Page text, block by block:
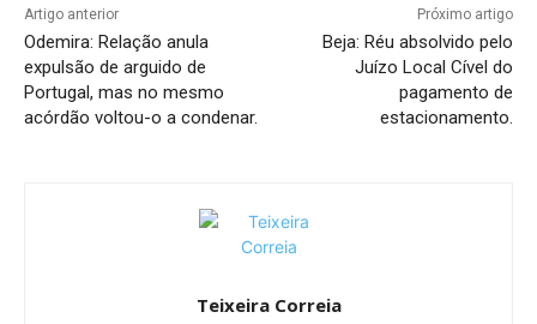
Artigo anterior
Odemira: Relação anula
expulsão de arguido de
Portugal, mas no mesmo
acórdão voltou-o a condenar.
Próximo artigo
Beja: Réu absolvido pelo
Juízo Local Cível do
pagamento de
estacionamento.
Teixeira Correia